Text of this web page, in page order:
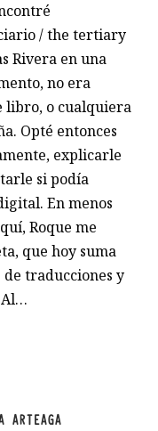
/ the tertiary
Rivera en una
no era
libro, o cualquiera
Opté entonces
explicarle
si podía
En menos
Roque me
que hoy suma
traducciones y
Al…
ARTEAGA